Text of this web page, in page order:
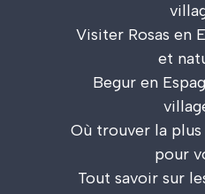
Visiter Rosas en
et
Begur en
Où trouver la plus
pour
Tout savoir sur